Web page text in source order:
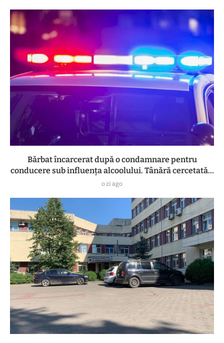
Bărbat încarcerat după o condamnare pentru
conducere sub influența alcoolului. Tânără cercetată...
o zi ago